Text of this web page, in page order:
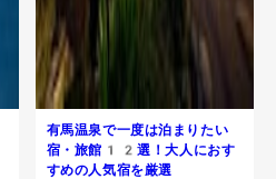
有馬温泉で一度は泊まりたい
宿・旅館12選！大人におす
すめの人気宿を厳選